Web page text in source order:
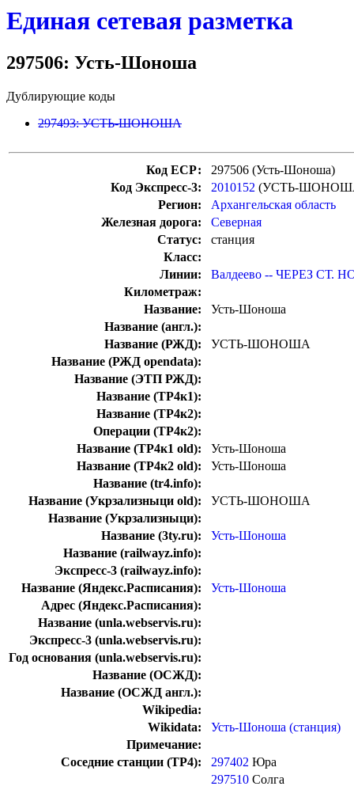
Единая сетевая разметка
297506: Усть-Шоноша
Дублирующие коды
297493: УСТЬ-ШОНОША
Код ЕСР:
297506 (Усть-Шоноша)
Код Экспресс-3:
2010152 (УСТЬ-
Регион:
Архангельская область
Железная дорога:
Северная
Статус:
станция
Класс:
Линии:
Валдеево -- ЧЕРЕЗ СТ.
Километраж:
Название:
Усть-Шоноша
Название (англ.):
Название (РЖД):
УСТЬ-ШОНОША
Название (РЖД opendata):
Название (ЭТП РЖД):
Название (ТР4к1):
Название (ТР4к2):
Операции (ТР4к2):
Название (ТР4к1 old):
Усть-Шоноша
Название (ТР4к2 old):
Усть-Шоноша
Название (tr4.info):
Название (Укрзализныци old):
УСТЬ-ШОНОША
Название (Укрзализныци):
Название (3ty.ru):
Усть-Шоноша
Название (railwayz.info):
Экспресс-3 (railwayz.info):
Название (Яндекс.Расписания):
Усть-Шоноша
Адрес (Яндекс.Расписания):
Название (unla.webservis.ru):
Экспресс-3 (unla.webservis.ru):
Год основания (unla.webservis.ru):
Название (ОСЖД):
Название (ОСЖД англ.):
Wikipedia:
Wikidata:
Усть-Шоноша (станция)
Примечание:
Соседние станции (ТР4):
297402 Юра
297510 Солга